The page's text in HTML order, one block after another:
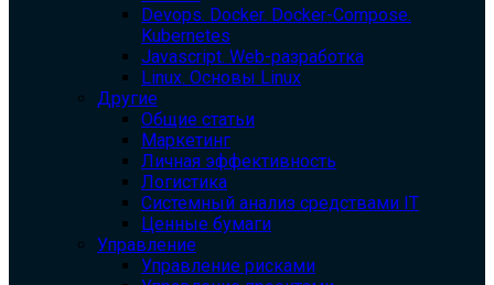
Devops. Docker. Docker-Compose.
Kubernetes
Javascript. Web-разработка
Linux. Основы Linux
Другие
Общие статьи
Маркетинг
Личная эффективность
Логистика
Системный анализ средствами IT
Ценные бумаги
Управление
Управление рисками